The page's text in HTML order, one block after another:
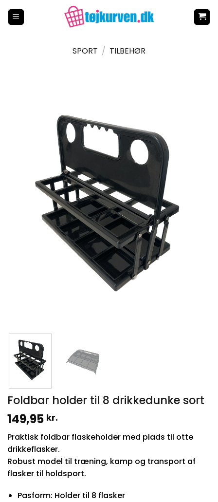
SPORT / TILBEHØR
Foldbar holder til 8 drikkedunke sort
149,95 kr.
Praktisk foldbar flaskeholder med plads til otte
drikkeflasker.
Robust model til træning, kamp og transport af
flasker til holdsport.
Pasform: Holder til 8 flasker